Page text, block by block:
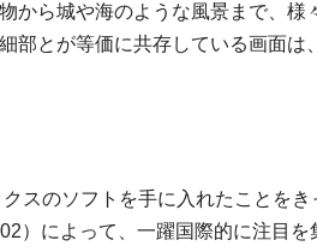
ら城や海のような風景まで、
とが等価に共存している画面は
スのソフトを手に入れたことを
によって、一躍国際的に注目を